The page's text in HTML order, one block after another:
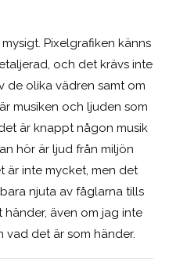
Pixelgrafiken känns
och det krävs inte
de olika vädren samt om
musiken och ljuden som
är knappt någon musik
hör är ljud från miljön
är inte mycket, men det
njuta av fåglarna tills
även om jag inte
vad det är som händer.